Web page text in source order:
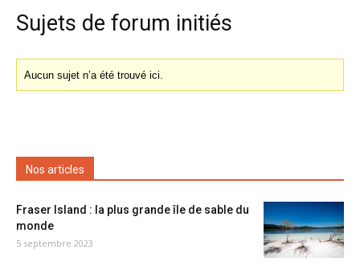
Sujets de forum initiés
Aucun sujet n’a été trouvé ici.
Nos articles
Fraser Island : la plus grande île de sable du
monde
5 septembre 2023